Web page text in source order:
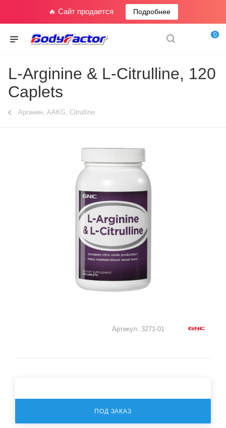
🔥 Сайт продается Подробнее
0
L-Arginine & L-Citrulline, 120
Caplets
Аргинин, AAKG, Citrulline
Артикул: 3271-01
ПОД ЗАКАЗ